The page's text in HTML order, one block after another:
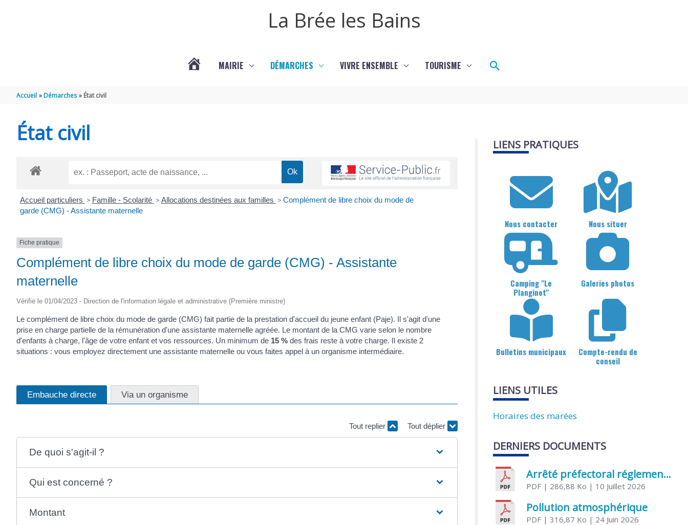
La Brée les Bains
TITRE)
MAIRIE DÉMARCHES VIVRE ENSEMBLE TOURISME Rechercher
Accueil Démarches État civil
État civil
Accueil particuliers > Famille - Scolarité > Allocations destinées aux familles > Complément de libre choix du mode de
garde (CMG) - Assistante maternelle
Fiche pratique
Complément de libre choix du mode de garde (CMG) - Assistante
maternelle
Vérifié le 01/04/2023 - Direction de l'information légale et administrative (Première ministre)
Le complément de libre choix du mode de garde (CMG) fait partie de la prestation d'accueil du jeune enfant (Paje). Il s'agit d'une
prise en charge partielle de la rémunération d'une assistante maternelle agréée. Le montant de la CMG varie selon le nombre
d'enfants à charge, l'âge de votre enfant et vos ressources. Un minimum de 15 % des frais reste à votre charge. Il existe 2
situations : vous employez directement une assistante maternelle ou vous faites appel à un organisme intermédiaire.
Embauche directe Via un organisme
Tout replier Tout déplier
De quoi s'agit-il ?
Qui est concerné ?
Montant
LIENS PRATIQUES
Nous contacter Nous situer
Camping "Le
Planginot"
Galeries photos
Bulletins municipaux
Compte-rendu de
conseil
LIENS UTILES
Horaires des marées
DERNIERS DOCUMENTS
Arrêté préfectoral réglementant l’usage de l’eau
PDF | 286,88 Ko | 10 Juillet 2026
Pollution atmosphérique
PDF | 316,87 Ko | 24 Juin 2026